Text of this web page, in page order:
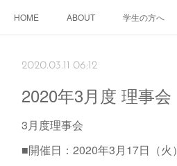
HOME ABOUT 学生の方へ
2020.03.11 06:12
2020年3月度 理事会
3月度理事会
■開催日：2020年3月17日（火）